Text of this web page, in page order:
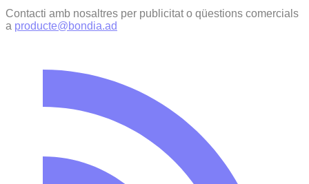
Contacti amb nosaltres per publicitat o qüestions comercials
a producte@bondia.ad